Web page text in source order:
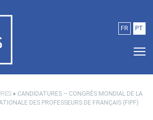
FR PT
» CANDIDATURES – CONGRÈS MONDIAL DE LA
DES PROFESSEURS DE FRANÇAIS (FIPF)